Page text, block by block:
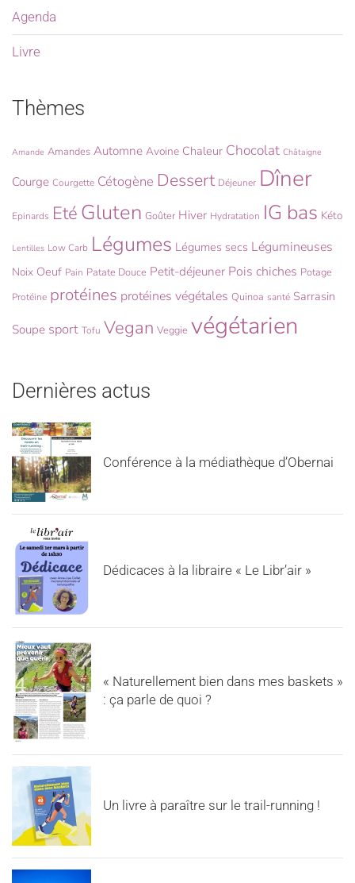
Agenda
Livre
Thèmes
Amande Amandes Automne Avoine Chaleur Chocolat Châtaigne
Courge Courgette Cétogène Dessert Déjeuner Dîner
Epinards Eté Gluten Goûter Hiver Hydratation IG bas Kéto
Lentilles Low Carb Légumes Légumes secs Légumineuses
Noix Oeuf Pain Patate Douce Petit-déjeuner Pois chiches Potage
Protéine protéines protéines végétales Quinoa santé Sarrasin
Soupe sport Tofu Vegan Veggie végétarien
Dernières actus
Conférence à la médiathèque d’Obernai
Dédicaces à la libraire « Le Libr’air »
« Naturellement bien dans mes baskets »
: ça parle de quoi ?
Un livre à paraître sur le trail-running !